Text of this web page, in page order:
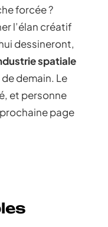
forcée ?
l’élan créatif
dessineront,
spatiale
demain. Le
et personne
page